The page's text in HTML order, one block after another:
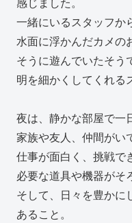
一緒にいるスタッフか
水面に浮かんだカメの
そうに遊んでいたそう
明を細かくしてくれる
夜は、静かな部屋で一
家族や友人、仲間がい
仕事が面白く、挑戦で
必要な道具や機器がそ
そして、日々を豊かに
あること。